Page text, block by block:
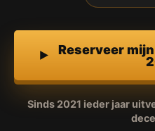
Reserveer
Sinds 2021 ieder jaar